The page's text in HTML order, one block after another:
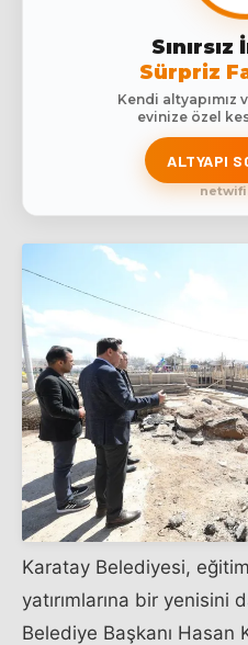
Sürpriz
Kendi
evinize özel
ALTYAPI
Karatay Belediyesi,
yatırımlarına bir yenisini
Belediye Başkanı Hasan